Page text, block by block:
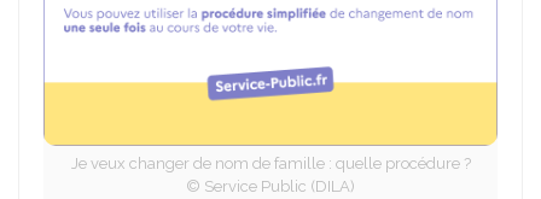
Je veux changer de nom de famille : quelle procédure ?
© Service Public (DILA)